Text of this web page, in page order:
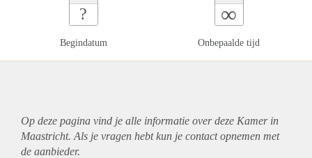
?
Begindatum
∞
Onbepaalde tijd
Op deze pagina vind je alle informatie over deze Kamer in
Maastricht. Als je vragen hebt kun je contact opnemen met
de aanbieder.